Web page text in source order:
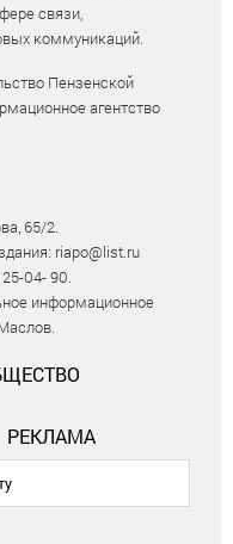
связи,
коммуникаций.
Пензенской
агентство
65/2.
riapo@list.ru
04- 90.
информационное
РЕКЛАМА